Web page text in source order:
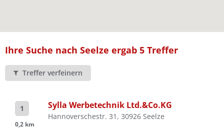
Ihre Suche nach Seelze ergab 5 Treffer
Treffer verfeinern
1
0,2 km
Sylla Werbetechnik Ltd.&Co.KG
Hannoverschestr. 31, 30926 Seelze